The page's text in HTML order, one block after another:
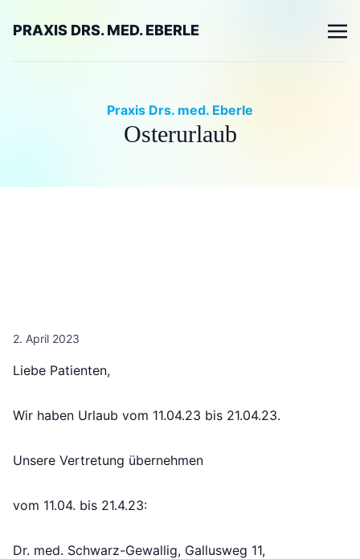
PRAXIS DRS. MED. EBERLE
Praxis Drs. med. Eberle
Osterurlaub
2. April 2023
Liebe Patienten,
Wir haben Urlaub vom 11.04.23 bis 21.04.23.
Unsere Vertretung übernehmen
vom 11.04. bis 21.4.23:
Dr. med. Schwarz-Gewallig, Gallusweg 11,